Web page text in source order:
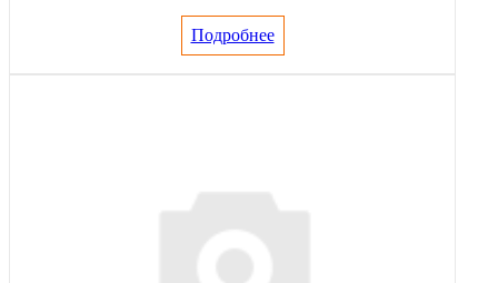
Подробнее